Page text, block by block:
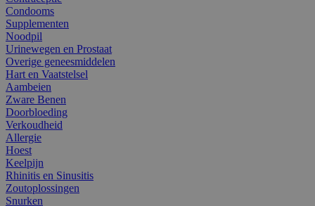
Condooms
Supplementen
Noodpil
Urinewegen en Prostaat
Overige geneesmiddelen
Hart en Vaatstelsel
Aambeien
Zware Benen
Doorbloeding
Verkoudheid
Allergie
Hoest
Keelpijn
Rhinitis en Sinusitis
Zoutoplossingen
Snurken